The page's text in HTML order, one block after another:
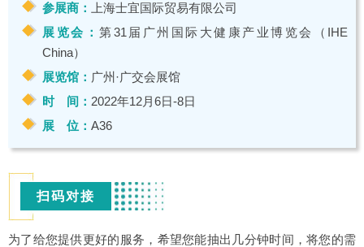
参展商：
上海士宜国际贸易有限公司
展览会： 第31届广州国际大健康产业博览会（IHE
China）
展览馆： 广州·广交会展馆
时 间： 2022年12月6日-8日
展 位： A36
扫码对接
为了给您提供更好的服务，希望您能抽出几分钟时间，将您的需